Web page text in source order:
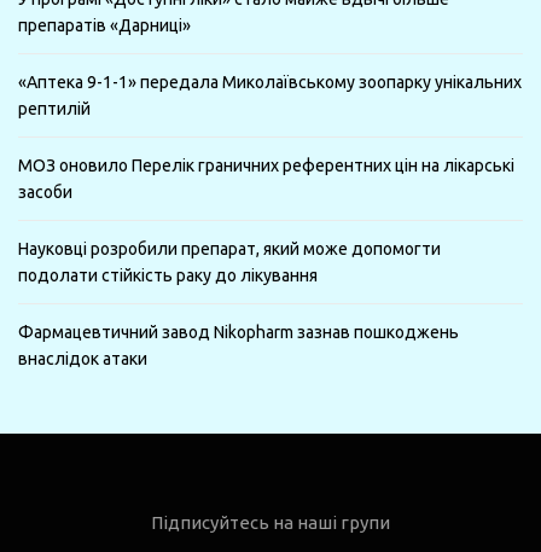
препаратів «Дарниці»
«Аптека 9-1-1» передала Миколаївському зоопарку унікальних
рептилій
МОЗ оновило Перелік граничних референтних цін на лікарські
засоби
Науковці розробили препарат, який може допомогти
подолати стійкість раку до лікування
Фармацевтичний завод Nikopharm зазнав пошкоджень
внаслідок атаки
Підписуйтесь на наші групи